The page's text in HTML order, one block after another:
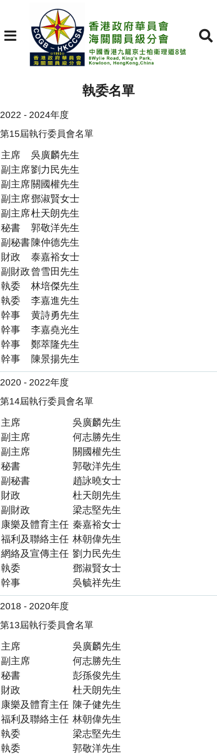
執委名單
2022 - 2024年度
第15屆執行委員會名單
主席
吳廣麟先生
副主席劉力民先生
副主席關國權先生
副主席鄧淑賢女士
副主席杜天朗先生
秘書
郭敬洋先生
副秘書陳仲德先生
財政
泰嘉裕女士
副財政曾雪田先生
執委
林培傑先生
執委
李嘉進先生
幹事
黄詩勇先生
幹事
李嘉堯光生
幹事
鄭萃隆先生
幹事
陳景揚先生
2020 - 2022年度
第14屆執行委員會名單
主席
吳廣麟先生
副主席
何志勝先生
副主席
關國權先生
秘書
郭敬洋先生
副秘書
趙詠曉女士
財政
杜天朗先生
副財政
梁志堅先生
康樂及體育主任 秦嘉裕女士
福利及聯絡主任 林朝偉先生
網絡及宣傳主任 劉力民先生
執委
鄧淑賢女士
幹事
吳毓祥先生
2018 - 2020年度
第13屆執行委員會名單
主席
吳廣麟先生
副主席
何志勝先生
秘書
彭孫俊先生
財政
杜天朗先生
康樂及體育主任 陳子健先生
福利及聯絡主任 林朝偉先生
執委
梁志堅先生
執委
郭敬洋先生